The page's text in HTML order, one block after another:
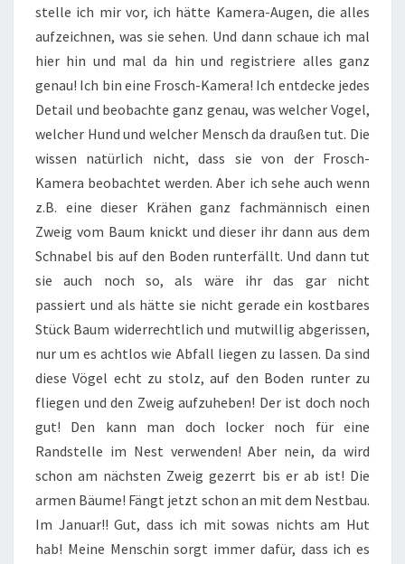
stelle ich mir vor, ich hätte Kamera-Augen, die alles
aufzeichnen, was sie sehen. Und dann schaue ich mal
hier hin und mal da hin und registriere alles ganz
genau! Ich bin eine Frosch-Kamera! Ich entdecke jedes
Detail und beobachte ganz genau, was welcher Vogel,
welcher Hund und welcher Mensch da draußen tut. Die
wissen natürlich nicht, dass sie von der Frosch-
Kamera beobachtet werden. Aber ich sehe auch wenn
z.B. eine dieser Krähen ganz fachmännisch einen
Zweig vom Baum knickt und dieser ihr dann aus dem
Schnabel bis auf den Boden runterfällt. Und dann tut
sie auch noch so, als wäre ihr das gar nicht
passiert und als hätte sie nicht gerade ein kostbares
Stück Baum widerrechtlich und mutwillig abgerissen,
nur um es achtlos wie Abfall liegen zu lassen. Da sind
diese Vögel echt zu stolz, auf den Boden runter zu
fliegen und den Zweig aufzuheben! Der ist doch noch
gut! Den kann man doch locker noch für eine
Randstelle im Nest verwenden! Aber nein, da wird
schon am nächsten Zweig gezerrt bis er ab ist! Die
armen Bäume! Fängt jetzt schon an mit dem Nestbau.
Im Januar!! Gut, dass ich mit sowas nichts am Hut
hab! Meine Menschin sorgt immer dafür, dass ich es